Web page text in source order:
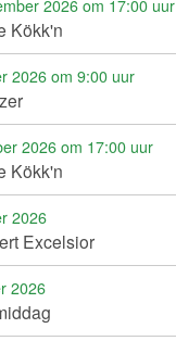
2026 om 17:00 uur
Kökk'n
2026 om 9:00 uur
2026 om 17:00 uur
Kökk'n
2026
Excelsior
2026